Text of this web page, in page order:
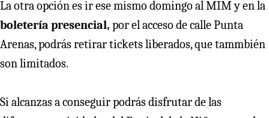
La otra opción es ir ese mismo domingo al MIM y en la
boletería presencial, por el acceso de calle Punta
Arenas, podrás retirar tickets liberados, que tammbién
son limitados.
Si alcanzas a conseguir podrás disfrutar de las